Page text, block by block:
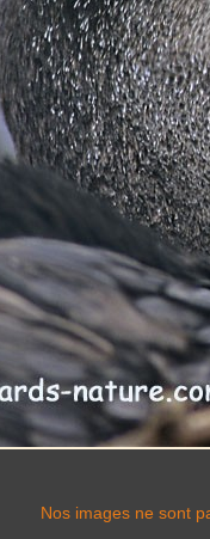
Nos images ne sont